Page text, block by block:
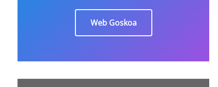
Web Goskoa